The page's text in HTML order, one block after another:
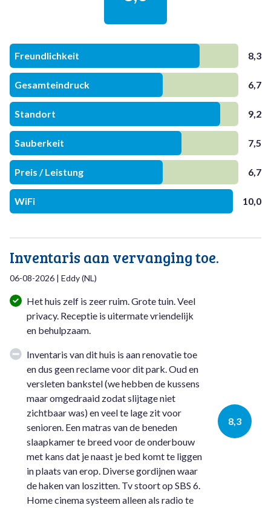
Freundlichkeit 8,3
Gesamteindruck 6,7
Standort 9,2
Sauberkeit 7,5
Preis / Leistung 6,7
WiFi 10,0
Inventaris aan vervanging toe.
06-08-2026 | Eddy(NL)
8,3
Het huis zelf is zeer ruim. Grote tuin. Veel
privacy. Receptie is uitermate vriendelijk
en behulpzaam.
Inventaris van dit huis is aan renovatie toe
en dus geen reclame voor dit park. Oud en
versleten bankstel (we hebben de kussens
maar omgedraaid zodat slijtage niet
zichtbaar was) en veel te lage zit voor
senioren. Een matras van de beneden
slaapkamer te breed voor de onderbouw
met kans dat je naast je bed komt te liggen
in plaats van erop. Diverse gordijnen waar
de haken van loszitten. Tv stoort op SBS 6.
Home cinema systeem alleen als radio te